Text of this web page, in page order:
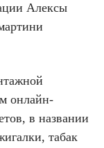
Алексы
онлайн-
в названии
табак